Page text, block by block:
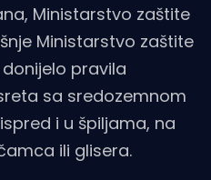
Ministarstvo zaštite
Ministarstvo zaštite
pravila
sa sredozemnom
i u špiljama, na
ili glisera.